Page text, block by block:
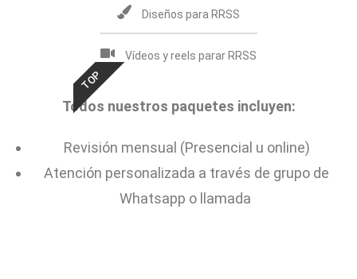
Diseños para RRSS
Vídeos y reels parar RRSS
TOP
Todos nuestros paquetes incluyen:
Revisión mensual (Presencial u online)
Atención personalizada a través de grupo de
Whatsapp o llamada